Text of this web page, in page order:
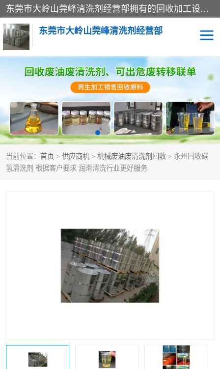
东莞市大岭山莞峰清洗剂经营部拥有的回收加工设备，大量废油回收、废清洗剂回收、废溶剂油回收、机械废油废清洗剂回收、废碳氢回收、碳氢液压油回收、碳氢二氯回收等废清洗剂处理；我们只是提供废旧化工原料的循环使用存放点，执行正规的存放，有正规的回收资质处理。同时我们公司批发零售回收级清洗剂，脱模油再生基础油，质量保证。
东莞市大岭山莞峰清洗剂经营部
当前位置： 首页 > 供应商机 > 机械废油废清洗剂回收 > 永州回收碳
氢清洗剂 根据客户要求 润滑清洗行业更好服务
废清洗剂回收
废溶剂油回收 机械废油废清洗剂回收
废碳氢回收 碳氢液压油回收
碳氢二氯回收 回收废三四氯乙烯
回收废清洗剂 上门回收废清洗剂